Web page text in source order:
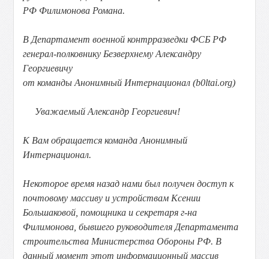
РФ Филимонова Романа.
В Департамент военной контрразведки ФСБ РФ
генерал-полковнику Безверхнему Александру
Георгиевичу
от команды Анонимный Интернационал (b0ltai.org)
Уважаемый Александр Георгиевич!
К Вам обращается команда Анонимный
Интернационал.
Некоторое время назад нами был получен доступ к
почтовому массиву и устройствам Ксении
Большаковой, помощника и секретаря г-на
Филимонова, бывшего руководителя Департамента
строительства Министерства Обороны РФ. В
данный момент этот информационный массив